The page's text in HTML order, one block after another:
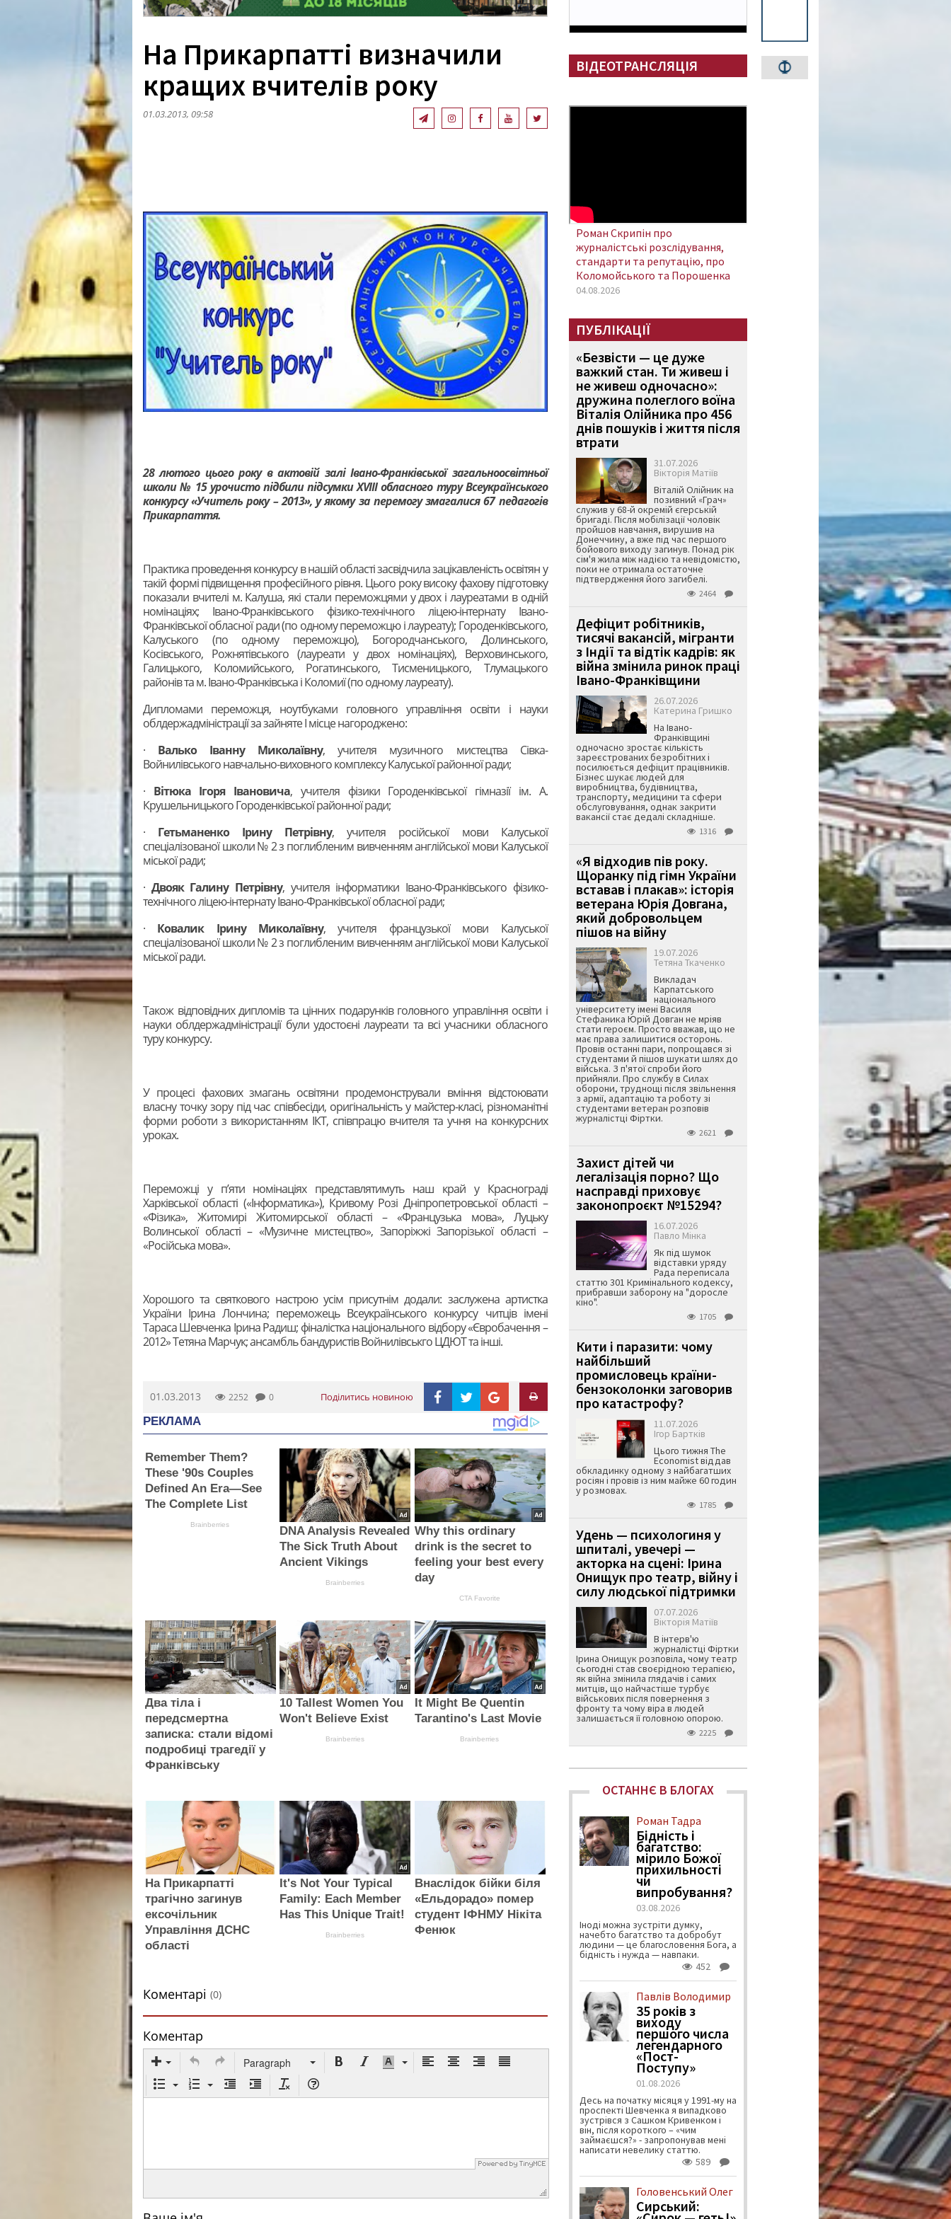
На Прикарпатті визначили
кращих вчителів року
01.03.2013, 09:58
28 лютого цього року в актовій залі Івано-Франківської загальноосвітньої
школи № 15 урочисто підбили підсумки ХVІІІ обласного туру Всеукраїнського
конкурсу «Учитель року – 2013», у якому за перемогу змагалися 67 педагогів
Прикарпаття.
Практика проведення конкурсу в нашій області засвідчила зацікавленість освітян у
такій формі підвищення професійного рівня. Цього року високу фахову підготовку
показали вчителі м. Калуша, які стали переможцями у двох і лауреатами в одній
номінаціях; Івано-Франківського фізико-технічного ліцею-інтернату Івано-
Франківської обласної ради (по одному переможцю і лауреату); Городенківського,
Калуського (по одному переможцю), Богородчанського, Долинського,
Косівського, Рожнятівського (лауреати у двох номінаціях), Верховинського,
Галицького, Коломийського, Рогатинського, Тисменицького, Тлумацького
районів та м. Івано-Франківська і Коломиї (по одному лауреату).
Дипломами переможця, ноутбуками головного управління освіти і науки
облдержадміністрації за зайняте І місце нагороджено:
· Валько Іванну Миколаївну, учителя музичного мистецтва Сівка-
Войнилівського навчально-виховного комплексу Калуської районної ради;
· Вітюка Ігоря Івановича, учителя фізики Городенківської гімназії ім. А.
Крушельницького Городенківської районної ради;
· Гетьманенко Ірину Петрівну, учителя російської мови Калуської
спеціалізованої школи № 2 з поглибленим вивченням англійської мови Калуської
міської ради;
· Двояк Галину Петрівну, учителя інформатики Івано-Франківського фізико-
технічного ліцею-інтернату Івано-Франківської обласної ради;
· Ковалик Ірину Миколаївну, учителя французької мови Калуської
спеціалізованої школи № 2 з поглибленим вивченням англійської мови Калуської
міської ради.
Також відповідних дипломів та цінних подарунків головного управління освіти і
науки облдержадміністрації були удостоєні лауреати та всі учасники обласного
туру конкурсу.
У процесі фахових змагань освітяни продемонстрували вміння відстоювати
власну точку зору під час співбесіди, оригінальність у майстер-класі, різноманітні
форми роботи з використанням ІКТ, співпрацю вчителя та учня на конкурсних
уроках.
Переможці у п’яти номінаціях представлятимуть наш край у Краснограді
Харківської області («Інформатика»), Кривому Розі Дніпропетровської області –
«Фізика», Житомирі Житомирської області – «Французька мова», Луцьку
Волинської області – «Музичне мистецтво», Запоріжжі Запорізької області –
«Російська мова».
Хорошого та святкового настрою усім присутнім додали: заслужена артистка
України Ірина Лончина; переможець Всеукраїнського конкурсу читців імені
Тараса Шевченка Ірина Радиш; фіналістка національного відбору «Євробачення –
2012» Тетяна Марчук; ансамбль бандуристів Войнилівськго ЦДЮТ та інші.
01.03.2013 2252 0 Поділитись новиною
РЕКЛАМА
Remember Them?
These '90s Couples
Defined An Era—See
The Complete List
Brainberries
DNA Analysis Revealed
The Sick Truth About
Ancient Vikings
Brainberries
Why this ordinary
drink is the secret to
feeling your best every
day
CTA Favorite
Два тіла і
передсмертна
записка: стали відомі
подробиці трагедії у
Франківську
10 Tallest Women You
Won't Believe Exist
Brainberries
It Might Be Quentin
Tarantino's Last Movie
Brainberries
На Прикарпатті
трагічно загинув
ексочільник
Управління ДСНС
області
It's Not Your Typical
Family: Each Member
Has This Unique Trait!
Brainberries
Внаслідок бійки біля
«Ельдорадо» помер
студент ІФНМУ Нікіта
Фенюк
Коментарі (0)
Коментар
Paragraph
ВІДЕОТРАНСЛЯЦІЯ
Роман Скрипін про
журналістські розслідування,
стандарти та репутацію, про
Коломойського та Порошенка
04.08.2026
ПУБЛІКАЦІЇ
«Безвісти — це дуже
важкий стан. Ти живеш і
не живеш одночасно»:
дружина полеглого воїна
Віталія Олійника про 456
днів пошуків і життя після
втрати
31.07.2026
Вікторія Матіїв
Віталій Олійник на
позивний «Грач»
служив у 68-й окремій єгерській
бригаді. Після мобілізації чоловік
пройшов навчання, вирушив на
Донеччину, а вже під час першого
бойового виходу загинув. Понад рік
сім'я жила між надією та невідомістю,
поки не отримала остаточне
підтвердження його загибелі.
2464
Дефіцит робітників,
тисячі вакансій, мігранти
з Індії та відтік кадрів: як
війна змінила ринок праці
Івано-Франківщини
26.07.2026
Катерина Гришко
На Івано-
Франківщині
одночасно зростає кількість
зареєстрованих безробітних і
посилюється дефіцит працівників.
Бізнес шукає людей для
виробництва, будівництва,
транспорту, медицини та сфери
обслуговування, однак закрити
вакансії стає дедалі складніше.
1316
«Я відходив пів року.
Щоранку під гімн України
вставав і плакав»: історія
ветерана Юрія Довгана,
який добровольцем
пішов на війну
19.07.2026
Тетяна Ткаченко
Викладач
Карпатського
національного
університету імені Василя
Стефаника Юрій Довган не мріяв
стати героєм. Просто вважав, що не
має права залишитися осторонь.
Провів останні пари, попрощався зі
студентами й пішов шукати шлях до
війська. З п'ятої спроби його
прийняли. Про службу в Силах
оборони, труднощі після звільнення
з армії, адаптацію та роботу зі
студентами ветеран розповів
журналістці Фіртки.
2621
Захист дітей чи
легалізація порно? Що
насправді приховує
законопроєкт №15294?
16.07.2026
Павло Мінка
Як під шумок
відставки уряду
Рада переписала
статтю 301 Кримінального кодексу,
прибравши заборону на "доросле
кіно".
1705
Кити і паразити: чому
найбільший
промисловець країни-
бензоколонки заговорив
про катастрофу?
11.07.2026
Ігор Бартків
Цього тижня The
Economist віддав
обкладинку одному з найбагатших
росіян і провів із ним майже 60 годин
у розмовах.
1785
Удень — психологиня у
шпиталі, увечері —
акторка на сцені: Ірина
Онищук про театр, війну і
силу людської підтримки
07.07.2026
Вікторія Матіїв
В інтерв'ю
журналістці Фіртки
Ірина Онищук розповіла, чому театр
сьогодні став своєрідною терапією,
як війна змінила глядачів і самих
митців, що найчастіше турбує
військових після повернення з
фронту та чому віра в людей
залишається її головною опорою.
2225
ОСТАННЄ В БЛОГАХ
Роман Тадра
Бідність і
багатство:
мірило Божої
прихильності
чи
випробування?
03.08.2026
Іноді можна зустріти думку,
начебто багатство та добробут
людини — це благословення Бога, а
бідність і нужда — навпаки.
452
Павлів Володимир
35 років з
виходу
першого числа
легендарного
«Пост-
Поступу»
01.08.2026
Десь на початку місяця у 1991-му на
проспекті Шевченка я випадково
зустрівся з Сашком Кривенком і
він, після короткого – «чим
займаєшся?» - запропонував мені
написати невелику статтю.
589
Головенський Олег
Сирський: